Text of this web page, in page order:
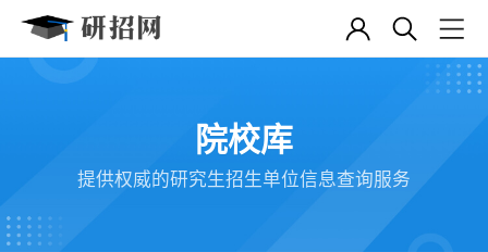
院校库
提供权威的研究生招生单位信息查询服务